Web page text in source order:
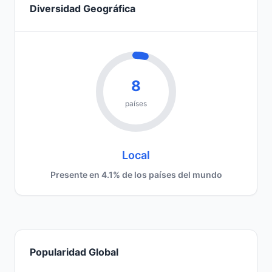
Diversidad Geográfica
8
países
Local
Presente en 4.1% de los países del mundo
Popularidad Global